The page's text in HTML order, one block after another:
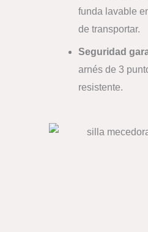
funda lavable
de transportar.
Seguridad
arnés de 3
resistente.